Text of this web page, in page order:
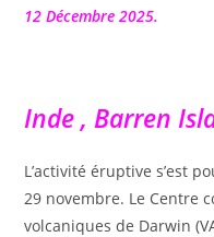
publication :
12 Décembre 2025.
Inde , Barren
L’activité éruptive s’est
29 novembre. Le Centre
volcaniques de Darwin